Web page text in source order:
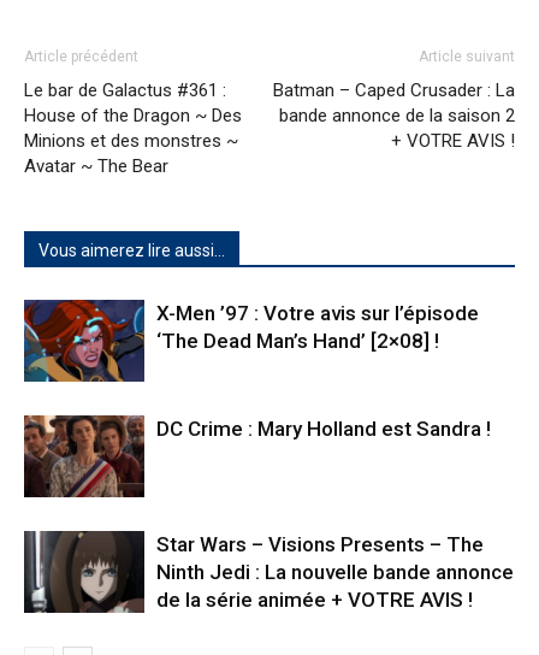
Article précédent
Le bar de Galactus #361 :
House of the Dragon ~ Des
Minions et des monstres ~
Avatar ~ The Bear
Article suivant
Batman – Caped Crusader : La
bande annonce de la saison 2
+ VOTRE AVIS !
Vous aimerez lire aussi...
X-Men ’97 : Votre avis sur l’épisode
‘The Dead Man’s Hand’ [2×08] !
DC Crime : Mary Holland est Sandra !
Star Wars – Visions Presents – The
Ninth Jedi : La nouvelle bande annonce
de la série animée + VOTRE AVIS !